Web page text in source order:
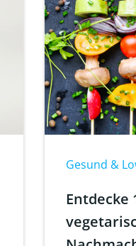
Gesund &
Entdecke